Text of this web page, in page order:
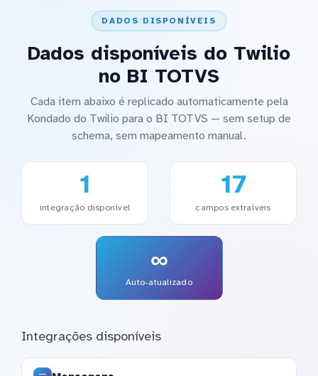
DADOS DISPONÍVEIS
Dados disponíveis do Twilio
no BI TOTVS
Cada item abaixo é replicado automaticamente pela
Kondado do Twilio para o BI TOTVS — sem setup de
schema, sem mapeamento manual.
1
integração disponível
17
campos extraíveis
∞
Auto-atualizado
Integrações disponíveis